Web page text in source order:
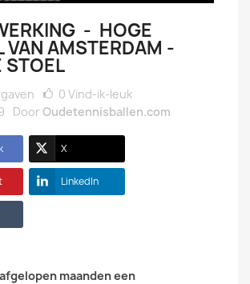
- HOGE
VAN AMSTERDAM -
STOEL
0 Vind-ik-leuk
DoorOudetennisballen.com
X
LinkedIn
maanden een